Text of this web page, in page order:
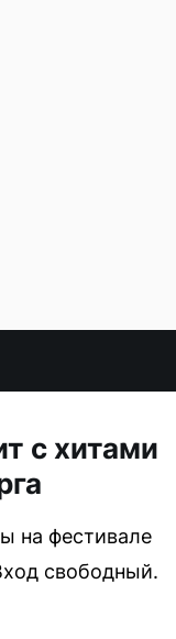
с хитами
на фестивале
свободный.